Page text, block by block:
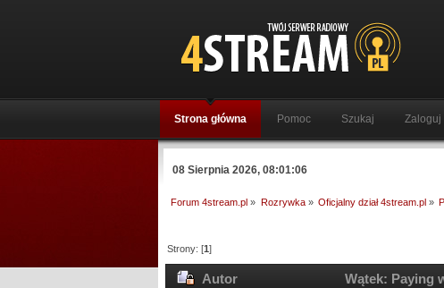
Strona główna Pomoc Szukaj Zaloguj
08 Sierpnia 2026, 08:01:06
Forum 4stream.pl » Rozrywka» Oficjalny dział 4stream.pl»
Strony: [1]
Autor Wątek: Paying